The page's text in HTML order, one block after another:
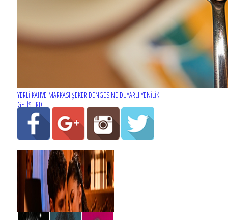
YERLİ KAHVE MARKASI ŞEKER DENGESİNE DUYARLI YENİLİK
GELİŞTİRDİ